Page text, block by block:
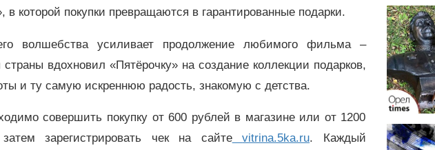
которой покупки превращаются в гарантированные подарки.
волшебства усиливает продолжение любимого фильма –
вдохновил «Пятёрочку» на создание коллекции подарков,
и ту самую искреннюю радость, знакомую с детства.
совершить покупку от 600 рублей в магазине или от 1200
зарегистрировать чек на сайте
vitrina.5ka.ru. Каждый